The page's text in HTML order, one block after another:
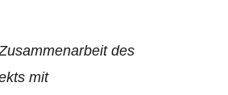
des
mit